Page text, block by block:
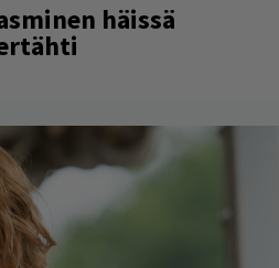
häissä